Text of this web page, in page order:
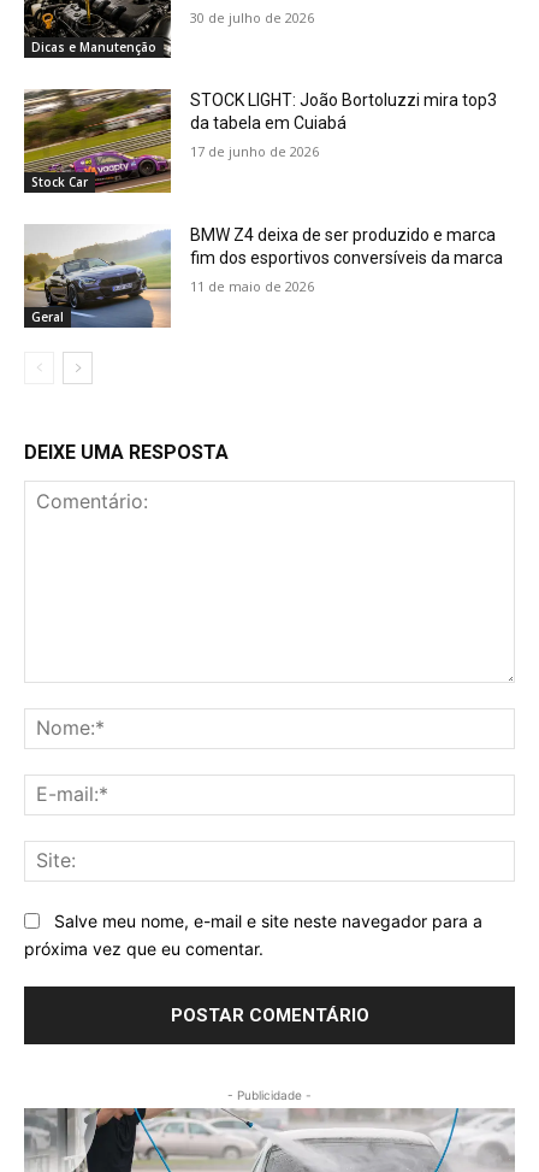
Dicas e Manutenção
30 de julho de 2026
Stock Car
STOCK LIGHT: João Bortoluzzi mira top3
da tabela em Cuiabá
17 de junho de 2026
Geral
BMW Z4 deixa de ser produzido e marca
fim dos esportivos conversíveis da marca
11 de maio de 2026
DEIXE UMA RESPOSTA
Salve meu nome, e-mail e site neste navegador para a
próxima vez que eu comentar.
- Publicidade -